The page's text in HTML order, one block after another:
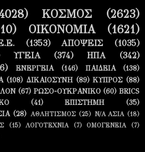
ΚΟΣΜΟΣ
(2623)
ΟΙΚΟΝΟΜΙΑ (1621)
(1353) ΑΠΟΨΕΙΣ
(1035)
ΥΓΕΙΑ (374) ΗΠΑ
(342)
ΕΝΕΡΓΕΙΑ (146) ΠΑΙΔΕΙΑ
(138)
(108) ΔΙΚΑΙΟΣΥΝΗ (89) ΚΥΠΡΟΣ (88)
(67) ΡΩΣΟ-ΟΥΚΡΑΝΙΚΟ (60) BRICS
(41) ΕΠΙΣΤΗΜΗ
(35)
(28) ΑΘΛΗΤΙΣΜΟΣ (25) Ν/Α ΑΣΙΑ (18)
(15) ΛΟΓΟΤΕΧΝΙΑ (7) ΟΜΟΓΕΝΕΙΑ
(7)